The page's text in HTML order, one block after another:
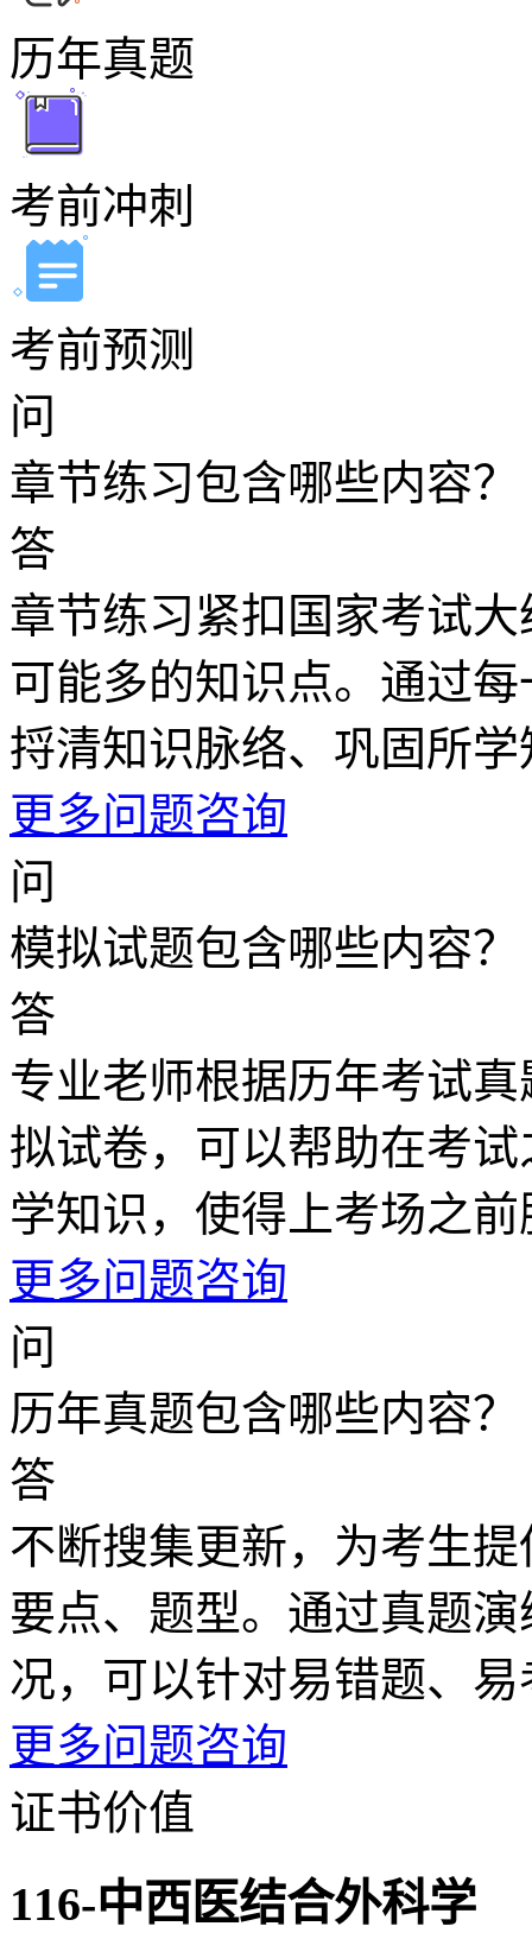
历年真题
考前冲刺
考前预测
问
章节练习包含哪些内容？
答
章节练习紧扣国家考试
可能多的知识点。通过
捋清知识脉络、巩固所学
更多问题咨询
问
模拟试题包含哪些内容？
答
专业老师根据历年考试
拟试卷，可以帮助在考
学知识，使得上考场之
更多问题咨询
问
历年真题包含哪些内容？
答
不断搜集更新，为考生
要点、题型。通过真题
况，可以针对易错题、
更多问题咨询
证书价值
116-中西医结合外科学